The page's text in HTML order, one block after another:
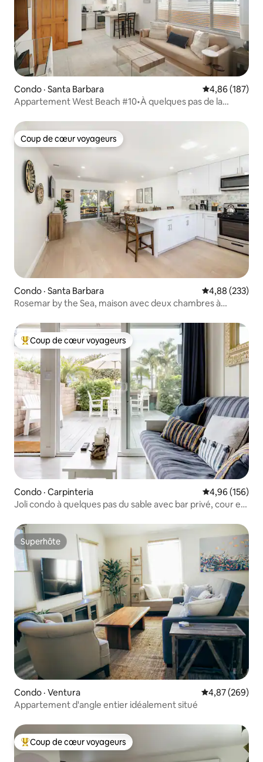
Condo · Santa Barbara Note
4,86 (187)
Appartement West Beach #10•À quelques pas de la
Coup de cœur voyageurs
Coup de cœur voyageurs
Condo · Santa Barbara Note
4,88 (233)
Rosemar by the Sea, maison avec deux chambres à
Coup de cœur voyageurs parmi les plus aimés
Coup de cœur voyageurs
Condo · Carpinteria Note
4,96 (156)
Joli condo à quelques pas du sable avec bar privé, cour et
Superhôte
Superhôte
Condo · Ventura Note
4,87 (269)
Appartement d'angle entier idéalement situé
Coup de cœur voyageurs parmi les plus aimés
Coup de cœur voyageurs